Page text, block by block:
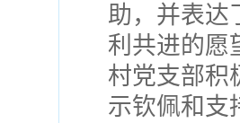
助，并表达
利共进的愿
村党支部积
示钦佩和支